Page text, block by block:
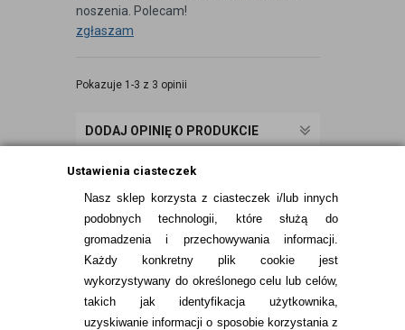
Ustawienia ciasteczek
Nasz sklep korzysta z ciasteczek i/lub innych
podobnych technologii, które służą do
gromadzenia i przechowywania informacji.
Każdy konkretny plik cookie jest
wykorzystywany do określonego celu lub celów,
takich jak identyfikacja użytkownika,
uzyskiwanie informacji o sposobie korzystania z
noszenia. Polecam!
zgłaszam
Pokazuje 1-3 z 3 opinii
DODAJ OPINIĘ O PRODUKCIE